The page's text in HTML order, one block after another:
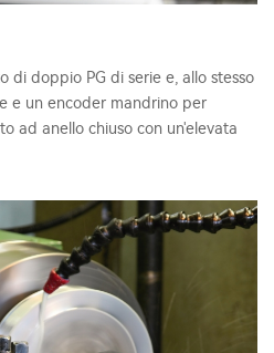
di doppio PG di serie e, allo stesso
e un encoder mandrino per
ad anello chiuso con un'elevata